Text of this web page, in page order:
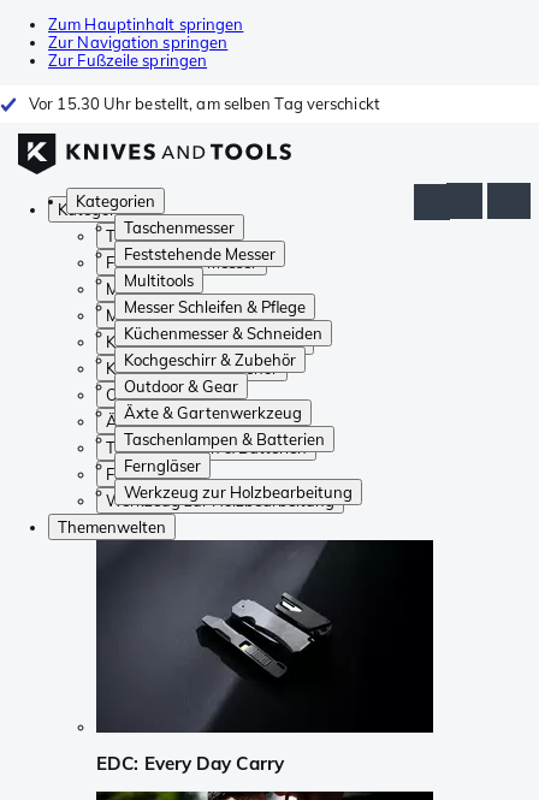
Zum Hauptinhalt springen
Zur Navigation springen
Zur Fußzeile springen
Vor 15.30 Uhr bestellt, am selben Tag verschickt
Kategorien
Taschenmesser
Feststehende Messer
Multitools
Messer Schleifen & Pflege
Küchenmesser & Schneiden
Kochgeschirr & Zubehör
Outdoor & Gear
Äxte & Gartenwerkzeug
Taschenlampen & Batterien
Ferngläser
Werkzeug zur Holzbearbeitung
Kategorien
Taschenmesser
Feststehende Messer
Multitools
Messer Schleifen & Pflege
Küchenmesser & Schneiden
Kochgeschirr & Zubehör
Outdoor & Gear
Äxte & Gartenwerkzeug
Taschenlampen & Batterien
Ferngläser
Werkzeug zur Holzbearbeitung
Themenwelten
EDC: Every Day Carry